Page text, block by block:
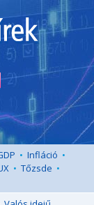
• Infláció •
• Tőzsde •